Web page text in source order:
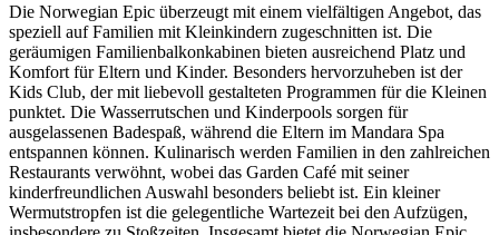
Die Norwegian Epic überzeugt mit einem vielfältigen Angebot, das
speziell auf Familien mit Kleinkindern zugeschnitten ist. Die
geräumigen Familienbalkonkabinen bieten ausreichend Platz und
Komfort für Eltern und Kinder. Besonders hervorzuheben ist der
Kids Club, der mit liebevoll gestalteten Programmen für die Kleinen
punktet. Die Wasserrutschen und Kinderpools sorgen für
ausgelassenen Badespaß, während die Eltern im Mandara Spa
entspannen können. Kulinarisch werden Familien in den zahlreichen
Restaurants verwöhnt, wobei das Garden Café mit seiner
kinderfreundlichen Auswahl besonders beliebt ist. Ein kleiner
Wermutstropfen ist die gelegentliche Wartezeit bei den Aufzügen,